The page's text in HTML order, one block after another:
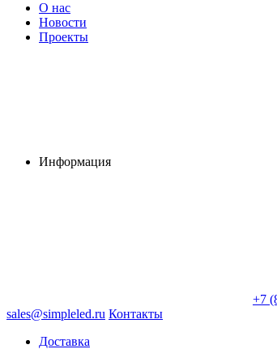
О нас
Новости
Проекты
Информация
+7
sales@simpleled.ru Контакты
Доставка